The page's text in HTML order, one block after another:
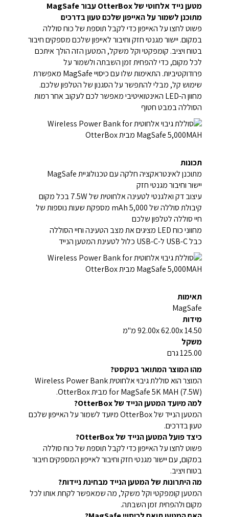
מטען נייד אלחוטי של OtterBox עבור MagSafe
מתוכנן לשמור על האייפון שלכם טעון בדרכים
פשוט לחצו על האייפון כדי לקבל תוספת של כוח סוללה
במקום. יישור מגנטי חזק וחיבור לאייפון שלכם מספקים חיבור
בטוח ויציב. קומפקטי וקל משקל, המטען הזה הולך איתכם
לכל מקום, כדי להפחית זמן השבתה ולשמור על
פרודוקטיביות. התאימות שלו עם כיסויי MagSafe מאפשרת
שימוש קל, מבלי להתפשר על הסגנון של הטלפון שלכם.
מחוון ה-LED האינטואיטיבי מאפשר לכם לעקוב אחר רמות
הסוללה במבט חטוף
תכונות
מתוכנן לאינטראקציה חלקה עם טכנולוגיית MagSafe
יישור וחיבור מגנטי חזק
עיצוב דק ואלגנטי לטעינה אלחוטית של 7.5W בכל מקום
קיבולת סוללה של 5,000 mAh מספקת שעות נוספות של
חיי סוללה לטלפון שלכם
מחווני כוח LED מציגים את מצב הטעינה וחיי הסוללה
כבל USB-C ל-USB-C כלול לטעינת המטען הנייד
תאימות
MagSafe
מידות
92.00x 62.00x 14.50 מ"מ
משקל
125.00 גרם
מהו המוצר המתואר בטקסט?
המוצר הוא סוללת גיבוי אלחוטית Wireless Power Bank
for MagSafe 5K MAH (7.5W) מבית OtterBox.
למה מיועד המטען הנייד של OtterBox?
המטען הנייד של OtterBox מיועד לשמור על האייפון שלכם
טעון בדרכים.
כיצד פועל המטען הנייד של OtterBox?
פשוט לחצו על האייפון כדי לקבל תוספת של כוח סוללה
במקום, עם יישור מגנטי חזק וחיבור לאייפון המספקים חיבור
בטוח ויציב.
מה היתרונות של המטען הנייד מבחינת ניידות?
המטען קומפקטי וקל משקל, מה שמאפשר לקחת אותו לכל
מקום ולהפחית זמן השבתה.